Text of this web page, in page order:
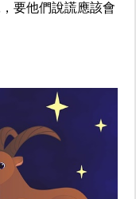
要他們說謊應該會